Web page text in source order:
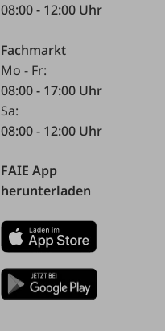
08:00 - 12:00 Uhr
Fachmarkt
Mo - Fr:
08:00 - 17:00 Uhr
Sa:
08:00 - 12:00 Uhr
FAIE App
herunterladen